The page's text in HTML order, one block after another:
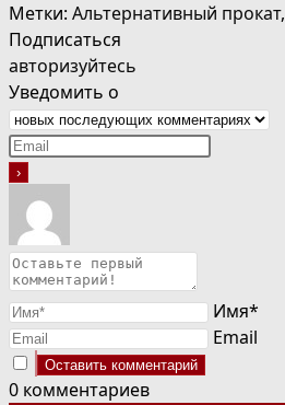
Метки: Альтернативный прокат,
Подписаться
авторизуйтесь
Уведомить о
Имя*
Email
0 комментариев